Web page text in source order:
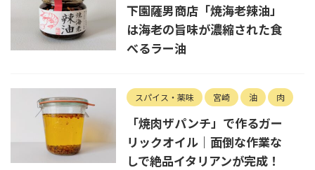
下園薩男商店「焼海老辣油」
は海老の旨味が濃縮された食
べるラー油
スパイス・薬味 宮崎 油 肉
「焼肉ザパンチ」で作るガー
リックオイル｜面倒な作業な
しで絶品イタリアンが完成！